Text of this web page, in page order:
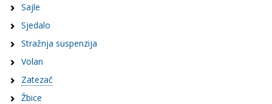
Sajle
Sjedalo
Stražnja suspenzija
Volan
Zatezač
Žbice